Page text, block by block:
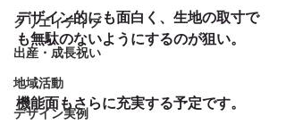
クリエイティブ
出産・成長祝い
地域活動
デザイン実例
デザイン的にも面白く、生地の取寸で
も無駄のないようにするのが狙い。
機能面もさらに充実する予定です。